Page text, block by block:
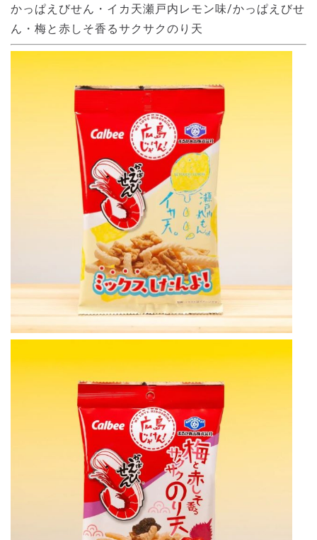
かっぱえびせん・イカ天瀬戸内レモン味/かっぱえびせ
ん・梅と赤しそ香るサクサクのり天